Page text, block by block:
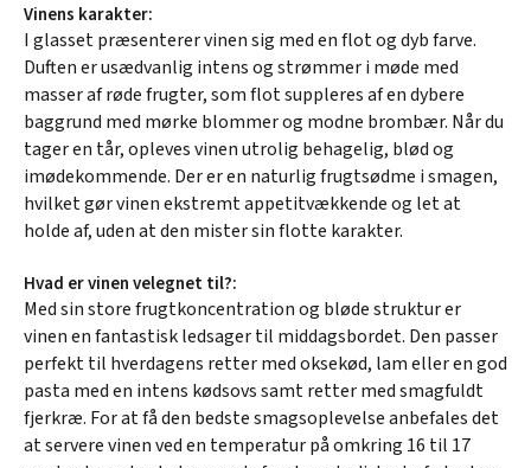
Vinens karakter:
I glasset præsenterer vinen sig med en flot og dyb farve.
Duften er usædvanlig intens og strømmer i møde med
masser af røde frugter, som flot suppleres af en dybere
baggrund med mørke blommer og modne brombær. Når du
tager en tår, opleves vinen utrolig behagelig, blød og
imødekommende. Der er en naturlig frugtsødme i smagen,
hvilket gør vinen ekstremt appetitvækkende og let at
holde af, uden at den mister sin flotte karakter.
Hvad er vinen velegnet til?:
Med sin store frugtkoncentration og bløde struktur er
vinen en fantastisk ledsager til middagsbordet. Den passer
perfekt til hverdagens retter med oksekød, lam eller en god
pasta med en intens kødsovs samt retter med smagfuldt
fjerkræ. For at få den bedste smagsoplevelse anbefales det
at servere vinen ved en temperatur på omkring 16 til 17